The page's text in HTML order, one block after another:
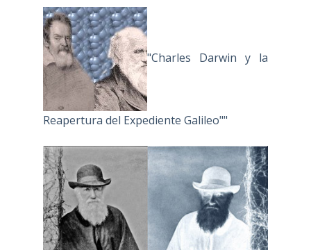
"Charles Darwin y la
Reapertura del Expediente Galileo""